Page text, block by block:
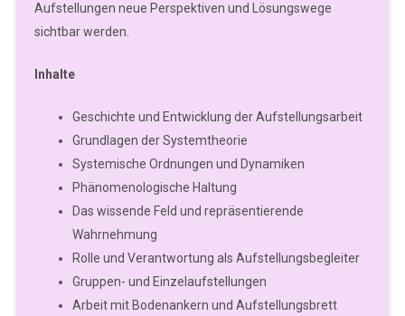
Aufstellungen neue Perspektiven und Lösungswege
sichtbar werden.
Inhalte
Geschichte und Entwicklung der Aufstellungsarbeit
Grundlagen der Systemtheorie
Systemische Ordnungen und Dynamiken
Phänomenologische Haltung
Das wissende Feld und repräsentierende
Wahrnehmung
Rolle und Verantwortung als Aufstellungsbegleiter
Gruppen- und Einzelaufstellungen
Arbeit mit Bodenankern und Aufstellungsbrett